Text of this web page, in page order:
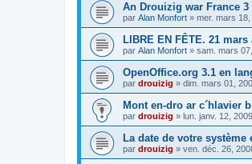
An Drouizig war France
par Alan Monfort » mer. mars
LIBRE EN FÊTE. 21
par Alan Monfort » sam. mars
OpenOffice.org 3.1 en
par drouizig » dim. mars 01,
Mont en-dro ar c´hlavier
par drouizig » lun. janv. 12,
La date de votre
par drouizig » ven. déc. 26,